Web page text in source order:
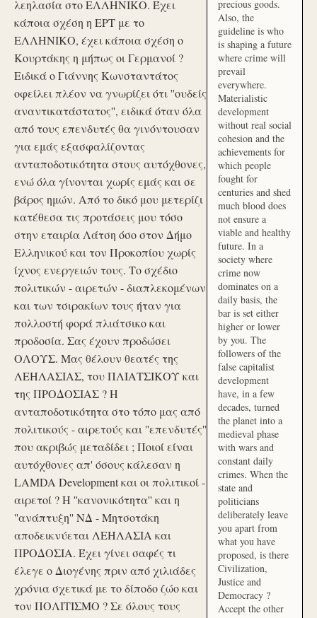
λεηλασία στο ΕΛΛΗΝΙΚΟ. Έχει
κάποια σχέση η ΕΡΤ με το
ΕΛΛΗΝΙΚΟ, έχει κάποια σχέση ο
Κουρτάκης η μήπως οι Γερμανοί ?
Ειδικά ο Γιάννης Κωνσταντάτος
οφείλει πλέον να γνωρίζει ότι ''ουδείς
αναντικατάστατος'', ειδικά όταν όλα
από τους επενδυτές θα γινόντουσαν
για εμάς εξασφαλίζοντας
ανταποδοτικότητα στους αυτόχθονες,
ενώ όλα γίνονται χωρίς εμάς και σε
βάρος ημών. Από το δικό μου μετερίζι
κατέθεσα τις προτάσεις μου τόσο
στην εταιρία Λάτση όσο στον Δήμο
Ελληνικού και τον Προκοπίου χωρίς
ίχνος ενεργειών τους. Το σχέδιο
πολιτικών - αιρετών - διαπλεκομένων
και των τσιρακίων τους ήταν για
πολλοστή φορά πλιάτσικο και
προδοσία. Σας έχουν προδώσει
ΟΛΟΥΣ. Μας θέλουν θεατές της
ΛΕΗΛΑΣΙΑΣ, του ΠΛΙΑΤΣΙΚΟΥ και
της ΠΡΟΔΟΣΙΑΣ ? Η
ανταποδοτικότητα στο τόπο μας από
πολιτικούς - αιρετούς και ''επενδυτές''
που ακριβώς μεταδίδει ; Ποιοί είναι
αυτόχθονες απ' όσους κάλεσαν η
LAMDA Development και οι πολιτικοί -
αιρετοί ? Η ''κανονικότητα'' και η
''ανάπτυξη'' ΝΔ - Μητσοτάκη
αποδεικνύεται ΛΕΗΛΑΣΙΑ και
ΠΡΟΔΟΣΙΑ. Έχει γίνει σαφές τι
έλεγε ο Διογένης πριν από χιλιάδες
χρόνια σχετικά με το δίποδο ζώο και
τον ΠΟΛΙΤΙΣΜΟ ? Σε όλους τους
precious goods.
Also, the
guideline is who
is shaping a future
where crime will
prevail
everywhere.
Materialistic
development
without real social
cohesion and the
achievements for
which people
fought for
centuries and shed
much blood does
not ensure a
viable and healthy
future. In a
society where
crime now
dominates on a
daily basis, the
bar is set either
higher or lower
by you. The
followers of the
false capitalist
development
have, in a few
decades, turned
the planet into a
medieval phase
with wars and
constant daily
crimes. When the
state and
politicians
deliberately leave
you apart from
what you have
proposed, is there
Civilization,
Justice and
Democracy ?
Accept the other